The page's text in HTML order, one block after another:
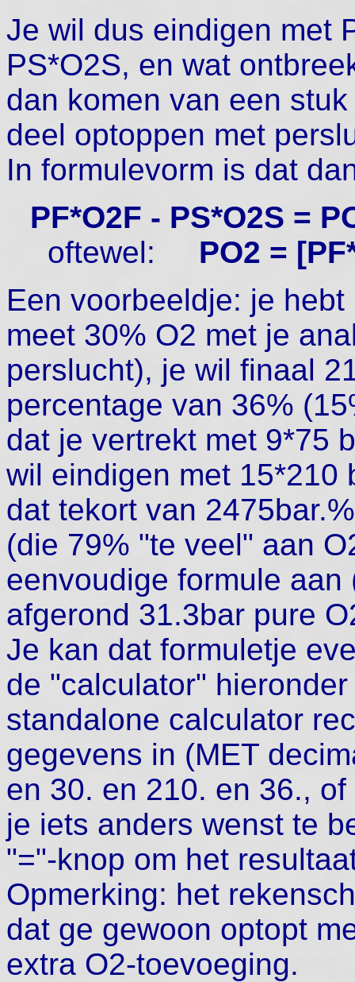
Je wil dus eindigen met
PS*O2S, en wat
dan komen van een
deel optoppen met
In formulevorm is dat
PF*O2F - PS*O2S =
oftewel: PO2 =
Een voorbeeldje: je
meet 30% O2 met je
perslucht), je wil finaal
percentage van 36%
dat je vertrekt met 9*75
wil eindigen met 15*210
dat tekort van
(die 79% "te veel" aan
eenvoudige formule
afgerond 31.3bar pure
Je kan dat formuletje
de "calculator"
standalone calculator
gegevens in (MET
en 30. en 210. en 36.,
je iets anders wenst te
"="-knop om het
Opmerking: het
dat ge gewoon optopt
extra O2-toevoeging.